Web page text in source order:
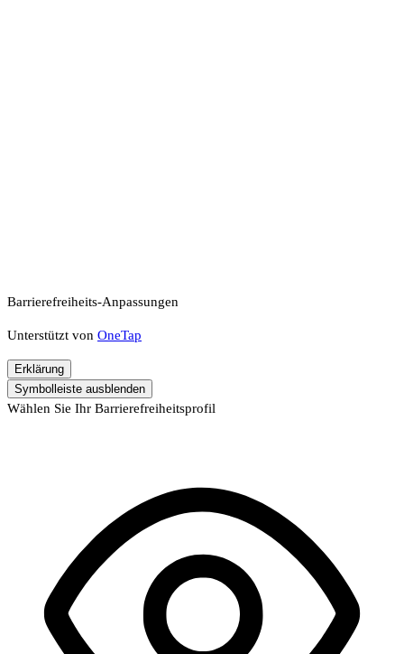
Barrierefreiheits-Anpassungen
Unterstützt von OneTap
Erklärung
Symbolleiste ausblenden
Wählen Sie Ihr Barrierefreiheitsprofil